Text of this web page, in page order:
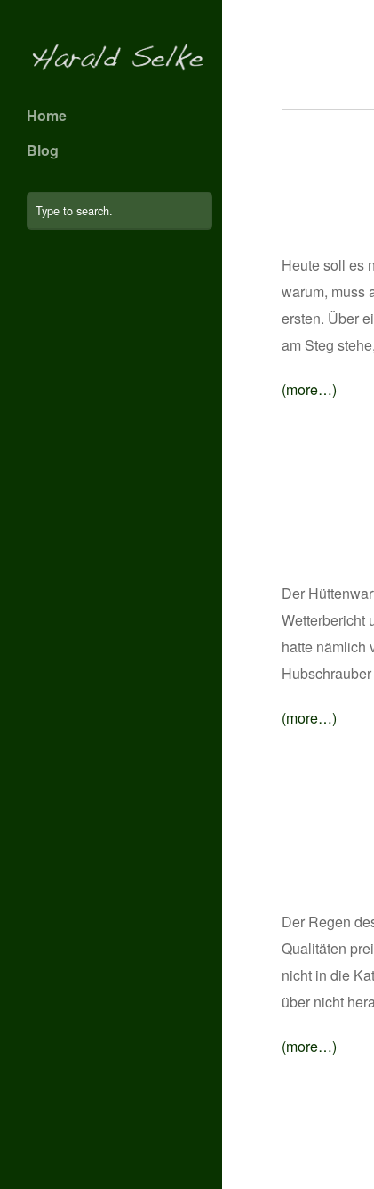
Home
Blog
Heute soll es
warum, muss
ersten. Über
am Steg
(more…)
Der
Wetterbericht
hatte nämlich
(more…)
Der Regen
Qualitäten
nicht in die
über nicht
(more…)